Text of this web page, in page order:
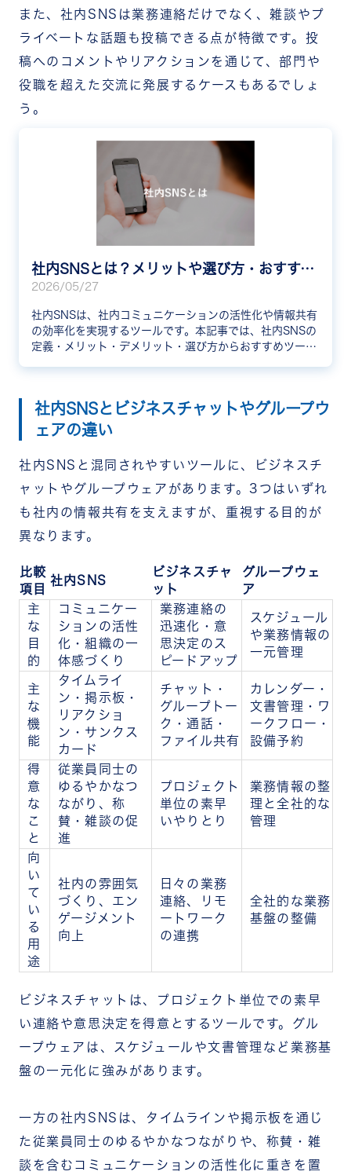
「RECOG」
社内SNSとビジネスチャットの違いは何ですか？
社内SNSに最低限必要な機能は何ですか？
社内SNSは無料で使えますか？
まとめ
また、社内SNSは業務連絡だけでなく、雑談やプ
ライベートな話題も投稿できる点が特徴です。投
稿へのコメントやリアクションを通じて、部門や
役職を超えた交流に発展するケースもあるでしょ
う。
社内SNSとは？メリットや選び方・おすすめ10選と事例を解説
2026/05/27
社内SNSは、社内コミュニケーションの活性化や情報共有
の効率化を実現するツールです。本記事では、社内SNSの
定義・メリット・デメリット・選び方からおすすめツール
社内SNSとビジネスチャットやグループウ
ェアの違い
社内SNSと混同されやすいツールに、ビジネスチ
ャットやグループウェアがあります。3つはいずれ
も社内の情報共有を支えますが、重視する目的が
異なります。
比較
項目
社内SNS
ビジネスチャ
ット
グループウェ
ア
主
な
目
的
コミュニケー
ションの活性
化・組織の一
体感づくり
業務連絡の
迅速化・意
思決定のス
ピードアップ
スケジュール
や業務情報の
一元管理
主
な
機
能
タイムライ
ン・掲示板・
リアクショ
ン・サンクス
カード
チャット・
グループトー
ク・通話・
ファイル共有
カレンダー・
文書管理・ワ
ークフロー・
設備予約
得
意
な
こ
と
従業員同士の
ゆるやかなつ
ながり、称
賛・雑談の促
進
プロジェクト
単位の素早
いやりとり
業務情報の整
理と全社的な
管理
向
い
て
い
る
用
途
社内の雰囲気
づくり、エン
ゲージメント
向上
日々の業務
連絡、リモ
ートワーク
の連携
全社的な業務
基盤の整備
ビジネスチャットは、プロジェクト単位での素早
い連絡や意思決定を得意とするツールです。グル
ープウェアは、スケジュールや文書管理など業務基
盤の一元化に強みがあります。
一方の社内SNSは、タイムラインや掲示板を通じ
た従業員同士のゆるやかなつながりや、称賛・雑
談を含むコミュニケーションの活性化に重きを置